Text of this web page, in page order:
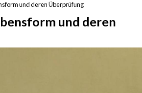
und deren Überprüfung
und deren